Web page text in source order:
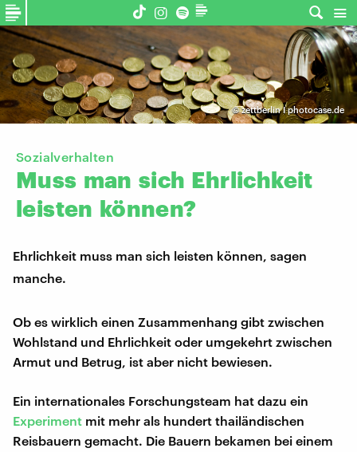
©zettberlin I photocase.de
Sozialverhalten
Muss man sich Ehrlichkeit
leisten können?
Ehrlichkeit muss man sich leisten können, sagen
manche.
Ob es wirklich einen Zusammenhang gibt zwischen
Wohlstand und Ehrlichkeit oder umgekehrt zwischen
Armut und Betrug, ist aber nicht bewiesen.
Ein internationales Forschungsteam hat dazu ein
Experiment mit mehr als hundert thailändischen
Reisbauern gemacht. Die Bauern bekamen bei einem